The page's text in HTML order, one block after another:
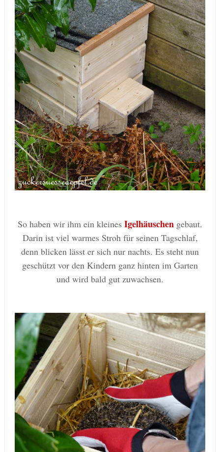
So haben wir ihm ein kleines Igelhäuschen gebaut.
Darin ist viel warmes Stroh für seinen Tagschlaf,
denn blicken lässt er sich nur nachts. Es steht nun
geschützt vor den Kindern ganz hinten im Garten
und wird bald gut zuwachsen.